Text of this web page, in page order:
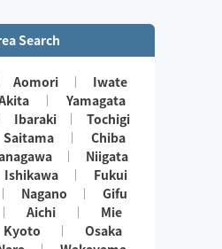
せていただきます！
Search
Aomori
Iwate
Yamagata
Ibaraki
Tochigi
Saitama
Chiba
Niigata
Ishikawa
Fukui
Nagano
Gifu
Aichi
Mie
Kyoto
Osaka